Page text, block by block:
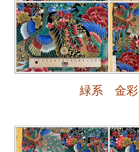
緑系 金彩